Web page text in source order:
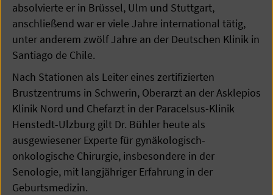
absolvierte er in Brüssel, Ulm und Stuttgart,
anschließend war er viele Jahre international tätig,
unter anderem zwölf Jahre an der Deutschen Klinik in
Santiago de Chile.
Nach Stationen als Leiter eines zertifizierten
Brustzentrums in Schwerin, Oberarzt an der Asklepios
Klinik Nord und Chefarzt in der Paracelsus-Klinik
Henstedt-Ulzburg gilt Dr. Bühler heute als
ausgewiesener Experte für gynäkologisch-
onkologische Chirurgie, insbesondere in der
Senologie, mit langjähriger Erfahrung in der
Geburtsmedizin.